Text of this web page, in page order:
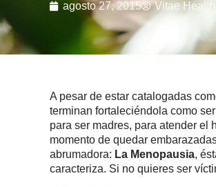
agosto 27, 2015 Vitae
A pesar de estar catalogadas
terminan fortaleciéndola como
para ser madres, para atender el
momento de quedar
abrumadora: La Menopausia,
caracteriza. Si no quieres ser